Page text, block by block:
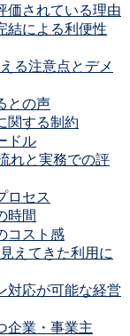
価されている理由
結による利便性
る注意点とデメ
との声
関する制約
ドル
れと実務での評
ロセス
時間
コスト感
えてきた利用に
対応が可能な経営
企業・事業主